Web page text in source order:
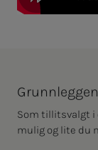
Som tillitsvalgt i
mulig og lite du